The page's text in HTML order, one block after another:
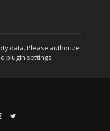
data. Please authorize
plugin settings .